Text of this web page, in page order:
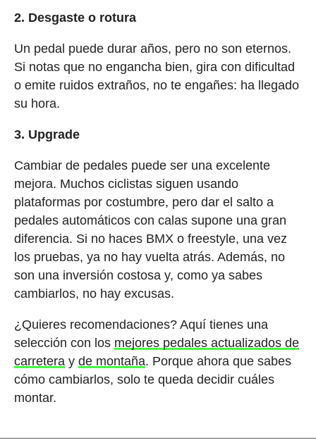
2. Desgaste o rotura
Un pedal puede durar años, pero no son eternos.
Si notas que no engancha bien, gira con dificultad
o emite ruidos extraños, no te engañes: ha llegado
su hora.
3. Upgrade
Cambiar de pedales puede ser una excelente
mejora. Muchos ciclistas siguen usando
plataformas por costumbre, pero dar el salto a
pedales automáticos con calas supone una gran
diferencia. Si no haces BMX o freestyle, una vez
los pruebas, ya no hay vuelta atrás. Además, no
son una inversión costosa y, como ya sabes
cambiarlos, no hay excusas.
¿Quieres recomendaciones? Aquí tienes una
selección con los mejores pedales actualizados de
carreteray de montaña. Porque ahora que sabes
cómo cambiarlos, solo te queda decidir cuáles
montar.